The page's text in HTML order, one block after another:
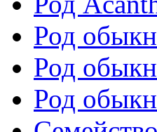
Род
Род
Род